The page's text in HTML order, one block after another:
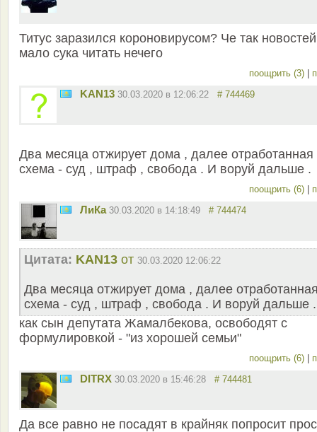
Титус заразился короновирусом? Че так новостей
мало сука читать нечего
поощрить (3)
KAN13 30.03.2020 в 12:06:22 # 744469
Два месяца отжирует дома , далее отработанная
схема - суд , штраф , свобода . И воруй дальше .
поощрить (6)
ЛиКа 30.03.2020 в 14:18:49 # 744474
Цитата: KAN13 от 30.03.2020 12:06:22
Два месяца отжирует дома , далее
схема - суд , штраф , свобода . И воруй дальше .
как сын депутата Жамалбекова, освободят с
формулировкой - "из хорошей семьи"
поощрить (6)
DITRX 30.03.2020 в 15:46:28 # 744481
Да все равно не посадят в крайняк попросит